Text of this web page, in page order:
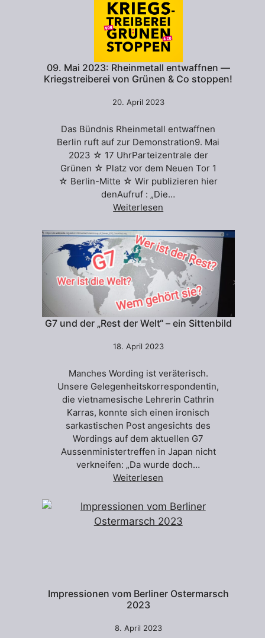
09. Mai 2023: Rheinmetall entwaffnen —
Kriegstreiberei von Grünen & Co stoppen!
20. April 2023
Das Bündnis Rheinmetall entwaffnen
Berlin ruft auf zur Demonstration9. Mai
2023 ☆ 17 UhrParteizentrale der
Grünen ☆ Platz vor dem Neuen Tor 1
☆ Berlin-Mitte ☆ Wir publizieren hier
denAufruf : „Die…
Weiterlesen
G7 und der „Rest der Welt“ – ein Sittenbild
18. April 2023
Manches Wording ist veräterisch.
Unsere Gelegenheitskorrespondentin,
die vietnamesische Lehrerin Cathrin
Karras, konnte sich einen ironisch
sarkastischen Post angesichts des
Wordings auf dem aktuellen G7
Aussenministertreffen in Japan nicht
verkneifen: „Da wurde doch…
Weiterlesen
Impressionen vom Berliner Ostermarsch
2023
8. April 2023